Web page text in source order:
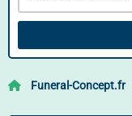
Funeral-Concept.fr